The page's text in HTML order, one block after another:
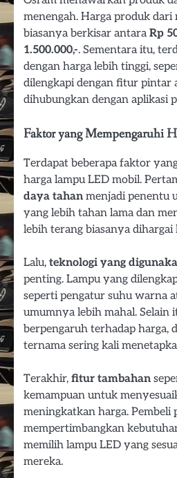
menengah. Harga produk dari
biasanya berkisar antaraRp
1.500.000,-. Sementara itu,
dengan harga lebih tinggi,
dilengkapi dengan fitur pintar
dihubungkan dengan aplikasi
Faktor yang Mempengaruhi
Terdapat beberapa faktor
harga lampu LED mobil.
daya tahan menjadi penentu
yang lebih tahan lama dan
lebih terang biasanya dihargai
Lalu, teknologi yang
penting. Lampu yang
seperti pengatur suhu warna
umumnya lebih mahal. Selain
berpengaruh terhadap harga,
ternama sering kali
Terakhir, fitur tambahan
kemampuan untuk
meningkatkan harga. Pembeli
mempertimbangkan
memilih lampu LED yang
mereka.